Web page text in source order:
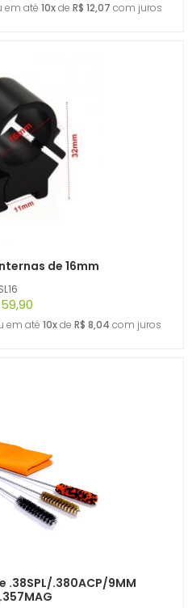
em até 10xde R$ 12,07 com juros
de 16mm
em até 10xde R$ 8,04 com juros
.380ACP/9MM